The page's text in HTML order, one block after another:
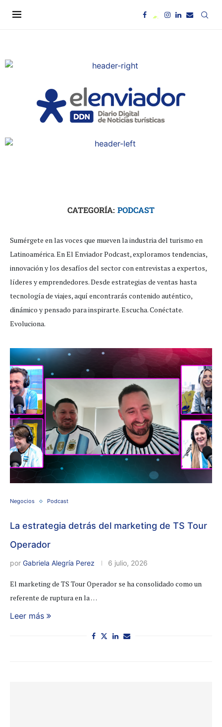
CATEGORÍA: PODCAST
Sumérgete en las voces que mueven la industria del turismo en
Latinoamérica. En El Enviador Podcast, exploramos tendencias,
innovación y los desafíos del sector con entrevistas a expertos,
líderes y emprendedores. Desde estrategias de ventas hasta
tecnología de viajes, aquí encontrarás contenido auténtico,
dinámico y pensado para inspirarte. Escucha. Conéctate.
Evoluciona.
Negocios Podcast
La estrategia detrás del marketing de TS Tour
Operador
por Gabriela Alegría Perez 6 julio, 2026
El marketing de TS Tour Operador se ha consolidado como un
referente de ruptura en la …
Leer más